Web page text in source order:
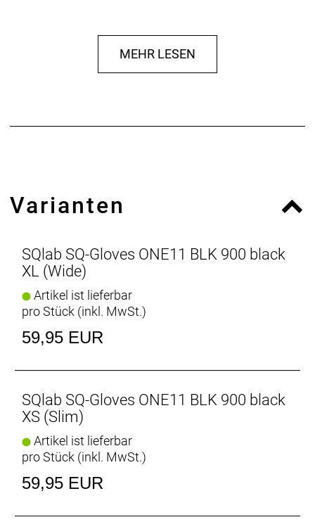
MEHR LESEN
Varianten
SQlab SQ-Gloves ONE11 BLK 900 black
XL (Wide)
Artikel ist lieferbar
pro Stück (inkl. MwSt.)
59,95 EUR
SQlab SQ-Gloves ONE11 BLK 900 black
XS (Slim)
Artikel ist lieferbar
pro Stück (inkl. MwSt.)
59,95 EUR